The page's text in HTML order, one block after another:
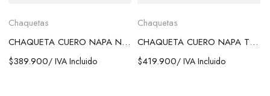
Chaquetas
CHAQUETA CUERO NAPA NEGRA
$389.900/ IVA Incluido
Chaquetas
CHAQUETA CUERO NAPA TEXTURA
$419.900/ IVA Incluido